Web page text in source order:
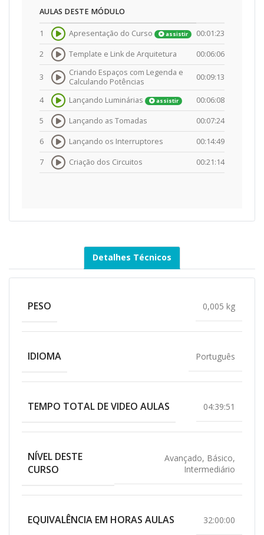
AULAS DESTE MÓDULO
1 Apresentação do Curso assistir 00:01:23
2 Template e Link de Arquitetura 00:06:06
3
Criando Espaços com Legenda e
Calculando Potências
00:09:13
4 Lançando Luminárias assistir 00:06:08
5 Lançando as Tomadas 00:07:24
6 Lançando os Interruptores 00:14:49
7 Criação dos Circuitos 00:21:14
Detalhes Técnicos
PESO 0,005 kg
IDIOMA Português
TEMPO TOTAL DE VIDEO AULAS 04:39:51
NÍVEL DESTE
CURSO
Avançado, Básico,
Intermediário
EQUIVALÊNCIA EM HORAS AULAS 32:00:00